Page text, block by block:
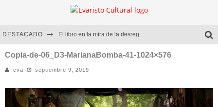
DESTACADO El libro en la mira de la desregulación
Marcelo Rubio | El llovedor
Diego Meret | Hotel Acapulco
Alejandra Correa | La nieve
Copia-de-06_D3-MarianaBomba-41-1024×576
eva septiembre 9, 2019